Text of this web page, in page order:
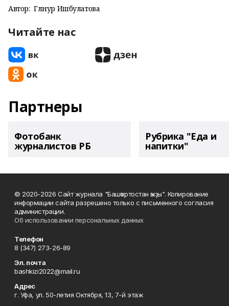
Автор: Гөлнур Ишбулатова
Читайте нас
Партнеры
Фотобанк
журналистов РБ
Рубрика "Еда и
напитки"
© 2020-2026 Сайт журнала "Башҡортостан ҡыҙы". Копирование
информации сайта разрешено только с письменного согласия
администрации.
Об использовании персональных данных
Телефон
8 (347) 273-26-89
Эл. почта
bashkizi2022@mail.ru
Адрес
г. Уфа, ул. 50-летия Октября, 13, 7-й этаж